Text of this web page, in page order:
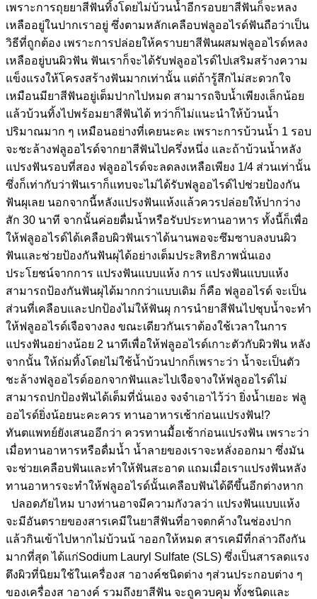
เพราะการถุยยาสีฟันทิ้งโดยไม่บ้วนน้ำอีกรอบยาสีฟันก็จะหลง
เหลืออยู่ในปากเราอยู่ ซึ่งตามหลักเคลือบฟลูออไรด์ฟันถือว่าเป็น
วิธีที่ถูกต้อง เพราะการปล่อยให้คราบยาสีฟันผสมฟลูออไรด์หลง
เหลืออยู่บนผิวฟัน ฟันเราก็จะได้รับฟลูออไรด์ไปเสริมสร้างความ
แข็งแรงให้โครงสร้างฟันมากเท่านั้น แต่ถ้ารู้สึกไม่สะดวกใจ
เหมือนมียาสีฟันอยู่เต็มปากไปหมด สามารถจิบน้ำเพียงเล็กน้อย
แล้วบ้วนทิ้งไปพร้อมยาสีฟันได้ ทว่าก็ไม่แนะนำให้บ้วนน้ำ
ปริมาณมาก ๆ เหมือนอย่างที่เคยนะคะ เพราะการบ้วนน้ำ 1 รอบ
จะชะล้างฟลูออไรด์จากยาสีฟันไปครึ่งหนึ่ง และถ้าบ้วนน้ำหลัง
แปรงฟันรอบที่สอง ฟลูออไรด์จะลดลงเหลือเพียง 1/4 ส่วนเท่านั้น
ซึ่งก็เท่ากับว่าฟันเราก็แทบจะไม่ได้รับฟลูออไรด์ไปช่วยป้องกัน
ฟันผุเลย นอกจากนี้หลังแปรงฟันแห้งแล้วควรปล่อยให้ปากว่าง
สัก 30 นาที จากนั้นค่อยดื่มน้ำหรือรับประทานอาหาร ทั้งนี้ก็เพื่อ
ให้ฟลูออไรด์ได้เคลือบผิวฟันเราได้นานพอจะซึมซาบลงบนผิว
ฟันและช่วยป้องกันฟันผุได้อย่างเต็มประสิทธิภาพนั่นเอง
ประโยชน์จากการ แปรงฟันแบบแห้ง การ แปรงฟันแบบแห้ง
สามารถป้องกันฟันผุได้มากกว่าแบบเดิม ก็คือ ฟลูออไรด์ จะเป็น
ส่วนที่เคลือบและปกป้องไม่ให้ฟันผุ การนำยาสีฟันไปชุบน้ำจะทำ
ให้ฟลูออไรด์เจือจางลง ขณะเดียวกันเราต้องใช้เวลาในการ
แปรงฟันอย่างน้อย 2 นาทีเพื่อให้ฟลูออไรด์เกาะตัวกับผิวฟัน หลัง
จากนั้น ให้ถ่มทิ้งโดยไม่ใช้น้ำบ้วนปากก็เพราะว่า น้ำจะเป็นตัว
ชะล้างฟลูออไรด์ออกจากฟันและไปเจือจางให้ฟลูออไรด์ไม่
สามารถปกป้องฟันได้เต็มที่นั่นเอง จงจำเอาไว้ว่า ยิ่งน้ำเยอะ ฟลู
ออไรด์ยิ่งน้อยนะคะควร ทานอาหารเช้าก่อนแปรงฟัน!?
ทันตแพทย์ยังเสนออีกว่า ควรทานมื้อเช้าก่อนแปรงฟัน เพราะว่า
เมื่อทานอาหารหรือดื่มน้ำ น้ำลายของเราจะหลั่งออกมา ซึ่งมัน
จะช่วยเคลือบฟันและทำให้ฟันสะอาด แถมเมื่อเราแปรงฟันหลัง
ทานอาหารจะทำให้ฟลูออไรด์นั้นเคลือบฟันได้ดีขึ้นอีกต่างหาก
ปลอดภัยไหม บางท่านอาจมีความกังวลว่า แปรงฟันแบบแห้ง
จะมีอันตรายของสารเคมีในยาสีฟันที่อาจตกค้างในช่องปาก
แล้วกินเข้าไปหากไม่บ้วนน้ าออกให้หมด สารเคมีที่กล่าวถึงกัน
มากที่สุด ได้แก่Sodium Lauryl Sulfate (SLS) ซึ่งเป็นสารลดแรง
ตึงผิวที่นิยมใช้ในเครื่องส าอางค์ชนิดต่าง ๆส่วนประกอบต่าง ๆ
ของเครื่องส าอางค์ รวมถึงยาสีฟัน จะถูควบคุม ทั้งชนิดและ